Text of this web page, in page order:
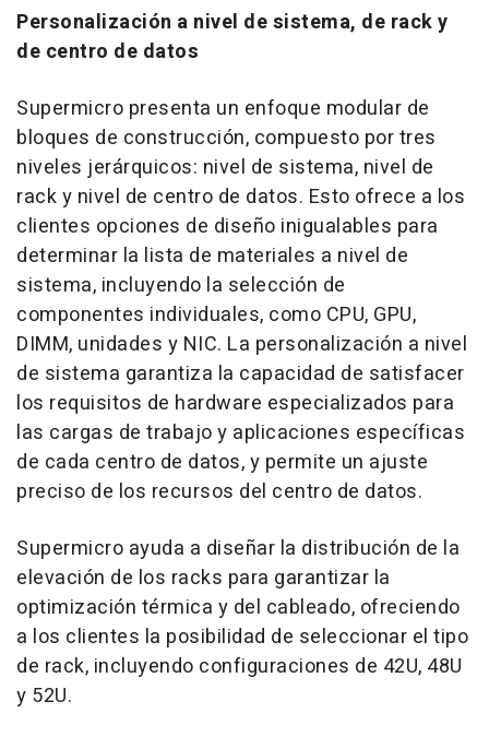
Personalización a nivel de sistema, de rack y
de centro de datos
Supermicro presenta un enfoque modular de
bloques de construcción, compuesto por tres
niveles jerárquicos: nivel de sistema, nivel de
rack y nivel de centro de datos. Esto ofrece a los
clientes opciones de diseño inigualables para
determinar la lista de materiales a nivel de
sistema, incluyendo la selección de
componentes individuales, como CPU, GPU,
DIMM, unidades y NIC. La personalización a nivel
de sistema garantiza la capacidad de satisfacer
los requisitos de hardware especializados para
las cargas de trabajo y aplicaciones específicas
de cada centro de datos, y permite un ajuste
preciso de los recursos del centro de datos.
Supermicro ayuda a diseñar la distribución de la
elevación de los racks para garantizar la
optimización térmica y del cableado, ofreciendo
a los clientes la posibilidad de seleccionar el tipo
de rack, incluyendo configuraciones de 42U, 48U
y 52U.